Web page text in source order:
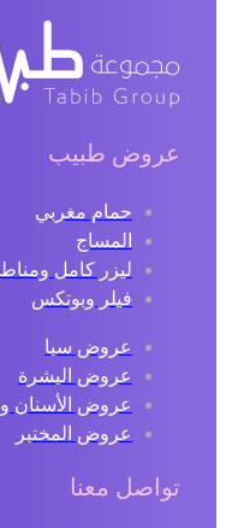
عروض طبيب
حمام مغربي
المساج
ليزر كامل ومناطق
فيلر وبوتكس
عروض سبا
عروض البشرة
عروض الأسنان واللثة
عروض المختبر
تواصل معنا